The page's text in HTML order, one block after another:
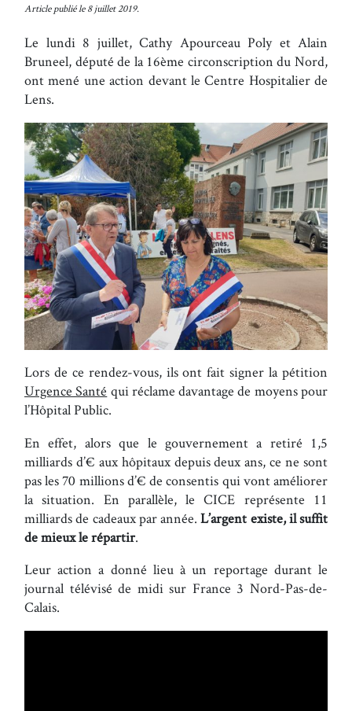
Article publié le 8 juillet 2019.
Le lundi 8 juillet, Cathy Apourceau Poly et Alain
Bruneel, député de la 16ème circonscription du Nord,
ont mené une action devant le Centre Hospitalier de
Lens.
Lors de ce rendez-vous, ils ont fait signer la pétition
Urgence Santé qui réclame davantage de moyens pour
l’Hôpital Public.
En effet, alors que le gouvernement a retiré 1,5
milliards d’€ aux hôpitaux depuis deux ans, ce ne sont
pas les 70 millions d’€ de consentis qui vont améliorer
la situation. En parallèle, le CICE représente 11
milliards de cadeaux par année.L’argent existe, il suffit
de mieux le répartir.
Leur action a donné lieu à un reportage durant le
journal télévisé de midi sur France 3 Nord-Pas-de-
Calais.